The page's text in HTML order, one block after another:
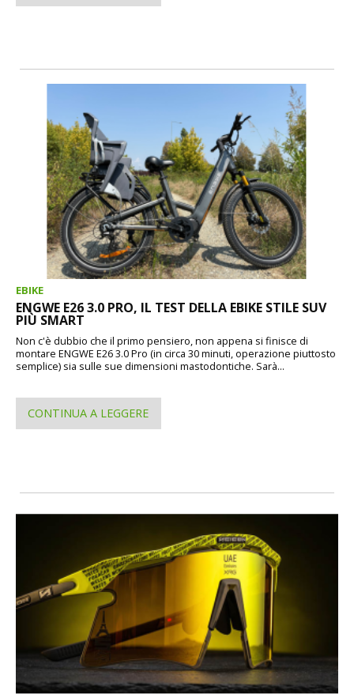
EBIKE
ENGWE E26 3.0 PRO, IL TEST DELLA EBIKE STILE SUV
PIÙ SMART
Non c'è dubbio che il primo pensiero, non appena si finisce di
montare ENGWE E26 3.0 Pro (in circa 30 minuti, operazione piuttosto
semplice) sia sulle sue dimensioni mastodontiche. Sarà...
CONTINUA A LEGGERE